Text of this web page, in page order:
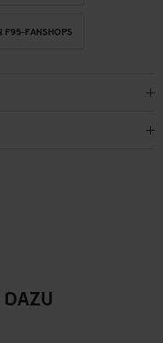
F95-FANSHOPS